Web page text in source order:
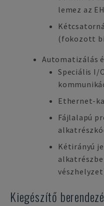
lemez az
(fokozott
Automatizálás
Speciális I/
Ethernet-
Fájlalapú
Kétirányú
Kiegészítő